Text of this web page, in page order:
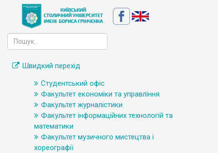
Швидкий перехід
Студентський офіс
Факультет економіки та управління
Факультет журналістики
Факультет інформаційних технологій та
математики
Факультет музичного мистецтва і
хореографії